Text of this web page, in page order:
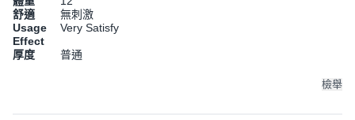
舒適
無刺激
Usage
Effect
Very Satisfy
厚度 普通
檢舉